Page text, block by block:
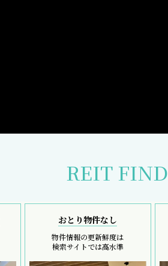
REIT FIND
おとり物件なし
物件情報の更新鮮度は
検索サイトでは高水準